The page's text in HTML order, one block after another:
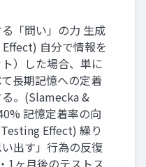
「問い」の力 生成
自分で情報を
）した場合、単に
長期記憶への定着
。(Slamecka &
記憶定着率の向
Effect) 繰り
出す」行為の反復
1ヶ月後のテストス